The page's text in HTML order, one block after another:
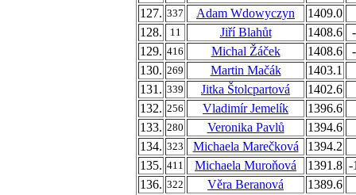
127. 337 Adam Wdowyczyn
1409.0
128.
11 Jiří Blahůt 1408.6
129. 416 Michal Žáček 1408.6
130. 269 Martin Mačák
1403.1
131. 339 Jitka Štolcpartová
1402.6
132. 256 Vladimír Jemelík
1396.6
133. 280 Veronika Pavlů
1394.6
134. 323 Michaela Marečková
1394.2
135. 411 Michaela Muroňová 1391.8 -
136. 322 Věra Beranová
1389.6